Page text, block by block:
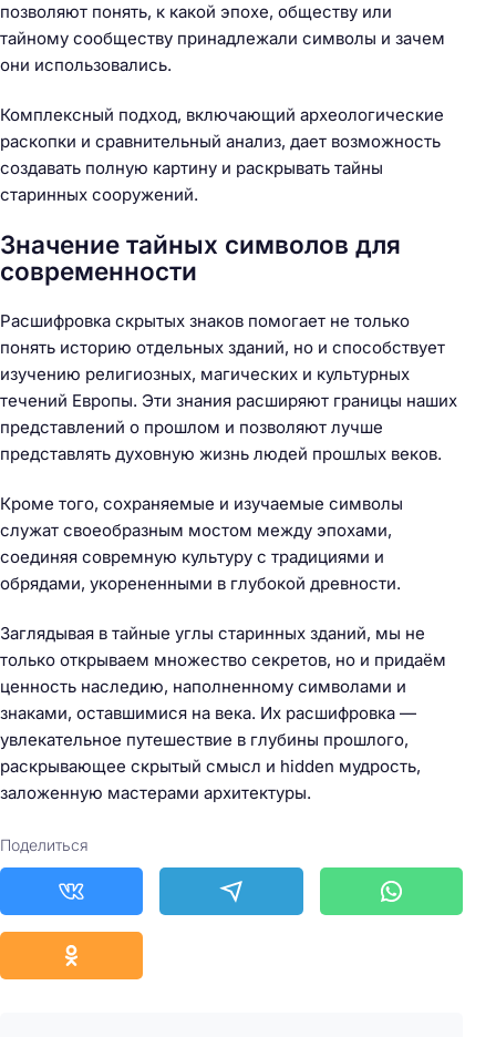
позволяют понять, к какой эпохе, обществу или
тайному сообществу принадлежали символы и зачем
они использовались.
Комплексный подход, включающий археологические
раскопки и сравнительный анализ, дает возможность
создавать полную картину и раскрывать тайны
старинных сооружений.
Значение тайных символов для
современности
Расшифровка скрытых знаков помогает не только
понять историю отдельных зданий, но и способствует
изучению религиозных, магических и культурных
течений Европы. Эти знания расширяют границы наших
представлений о прошлом и позволяют лучше
представлять духовную жизнь людей прошлых веков.
Кроме того, сохраняемые и изучаемые символы
служат своеобразным мостом между эпохами,
соединяя совремную культуру с традициями и
обрядами, укорененными в глубокой древности.
Заглядывая в тайные углы старинных зданий, мы не
только открываем множество секретов, но и придаём
ценность наследию, наполненному символами и
знаками, оставшимися на века. Их расшифровка —
увлекательное путешествие в глубины прошлого,
раскрывающее скрытый смысл и hidden мудрость,
заложенную мастерами архитектуры.
Поделиться